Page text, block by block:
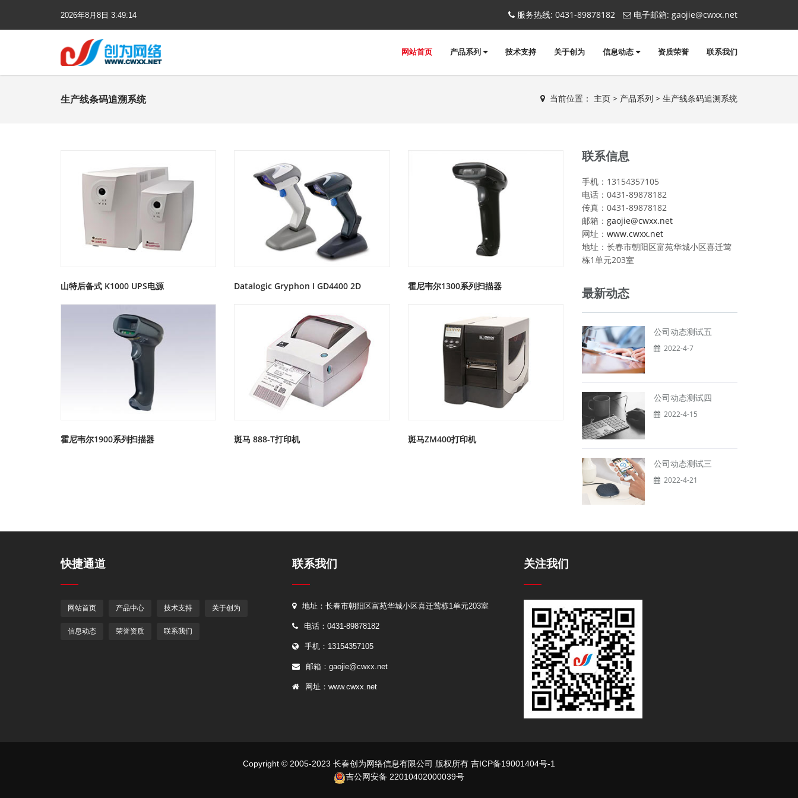
2026年8月 8日 3:49:14 服务热线: 0431-89878182 电子邮箱: gaojie@cwxx.net
网站首页 产品系列 技术支持 关于创为 信息动态 资质荣誉 联系我们
生产线条码追溯系统 当前位置： 主页 > 产品系列 > 生产线条码追溯系统
山特后备式 K1000 UPS电源 Datalogic Gryphon I GD4400 2D 霍尼韦尔1300系列扫描器
霍尼韦尔1900系列扫描器 斑马 888-T打印机 斑马ZM400打印机
联系信息
手机：13154357105
电话：0431-89878182
传真：0431-89878182
邮箱： gaojie@cwxx.net
网址： www.cwxx.net
地址：长春市朝阳区富苑华城小区喜迁莺
栋1单元203室
最新动态
公司动态测试五
2022-4-7
公司动态测试四
2022-4-15
公司动态测试三
2022-4-21
快捷通道
网站首页 产品中心 技术支持 关于创为
信息动态 荣誉资质 联系我们
联系我们
地址：长春市朝阳区富苑华城小区喜迁莺栋1单元203室
电话：0431-89878182
手机：13154357105
邮箱： gaojie@cwxx.net
网址： www.cwxx.net
关注我们
Copyright © 2005-2023 长春创为网络信息有限公司 版权所有 吉ICP备19001404号-1
吉公网安备 22010402000039号